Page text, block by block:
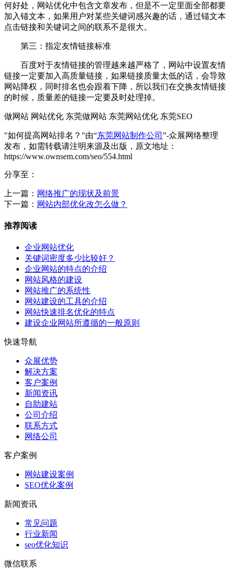
何好处，网站优化中包含文章发布，但是不一定里面全部都要
加入锚文本，如果用户对某些关键词感兴趣的话，通过锚文本
点击链接和关键词之间的联系不是很大。
第三：指定友情链接标准
百度对于友情链接的管理越来越严格了，网站中设置友情
链接一定要加入高质量链接，如果链接质量太低的话，会导致
网站降权，同时排名也会跟着下降，所以我们在交换友情链接
的时候，质量差的链接一定要及时处理掉。
做网站 网站优化 东莞做网站 东莞网站优化 东莞SEO
"如何提高网站排名？"由“东莞网站制作公司 ”-众展网络整理
发布，如需转载请注明来源及出版，原文地址：
https://www.ownsem.com/seo/554.html
分享至：
上一篇： 网络推广的现状及前景
下一篇： 网站内部优化改怎么做？
推荐阅读
企业网站优化
关键词密度多少比较好？
企业网站的特点的介绍
网站风格的建设
网站推广的系统性
网站建设的工具的介绍
网站快速排名优化的特点
建设企业网站所遵循的一般原则
快速导航
众展优势
解决方案
客户案例
新闻资讯
自助建站
公司介绍
联系方式
网络公司
客户案例
网站建设案例
SEO优化案例
新闻资讯
常见问题
行业新闻
seo优化知识
微信联系